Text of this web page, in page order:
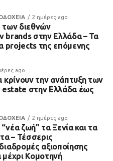
2 ημέρες ago
των διεθνών
brands στην Ελλάδα – Τα
projects της επόμενης
ago
κρίνουν την ανάπτυξη των
estate στην Ελλάδα έως
2 ημέρες ago
ζωή” τα Ξενία και τα
– Τέσσερις
αξιοποίησης
Κομοτηνή